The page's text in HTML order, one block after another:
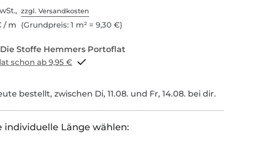
zzgl. Versandkosten
/ m (Grundpreis: 1 m² = 9,30 €)
Portoflat schon ab 9,95 €
bestellt, zwischen Di, 11.08. und Fr, 14.08. bei dir.
individuelle Länge wählen: